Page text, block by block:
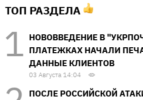
ТОП РАЗДЕЛА
НОВОВВЕДЕНИЕ В
ПЛАТЕЖКАХ НАЧАЛИ
ДАННЫЕ КЛИЕНТОВ
03 Августа 14:04
ПОСЛЕ РОССИЙСКОЙ